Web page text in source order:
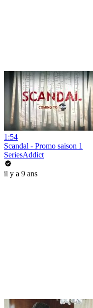
1:54
Scandal - Promo saison 1
SeriesAddict
il y a 9 ans